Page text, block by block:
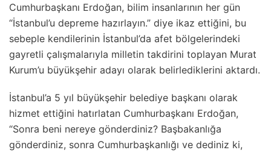
Cumhurbaşkanı Erdoğan, bilim insanlarının her gün
“İstanbul’u depreme hazırlayın.” diye ikaz ettiğini, bu
sebeple kendilerinin İstanbul’da afet bölgelerindeki
gayretli çalışmalarıyla milletin takdirini toplayan Murat
Kurum’u büyükşehir adayı olarak belirlediklerini aktardı.
İstanbul’a 5 yıl büyükşehir belediye başkanı olarak
hizmet ettiğini hatırlatan Cumhurbaşkanı Erdoğan,
“Sonra beni nereye gönderdiniz? Başbakanlığa
gönderdiniz, sonra Cumhurbaşkanlığı ve dediniz ki,